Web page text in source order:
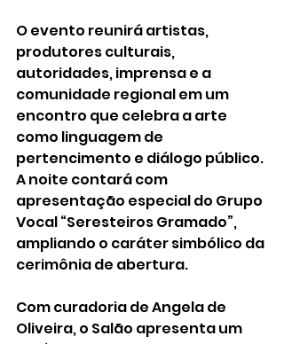
O evento reunirá artistas,
produtores culturais,
autoridades, imprensa e a
comunidade regional em um
encontro que celebra a arte
como linguagem de
pertencimento e diálogo público.
A noite contará com
apresentação especial do Grupo
Vocal “Seresteiros Gramado”,
ampliando o caráter simbólico da
cerimônia de abertura.
Com curadoria de Angela de
Oliveira, o Salão apresenta um